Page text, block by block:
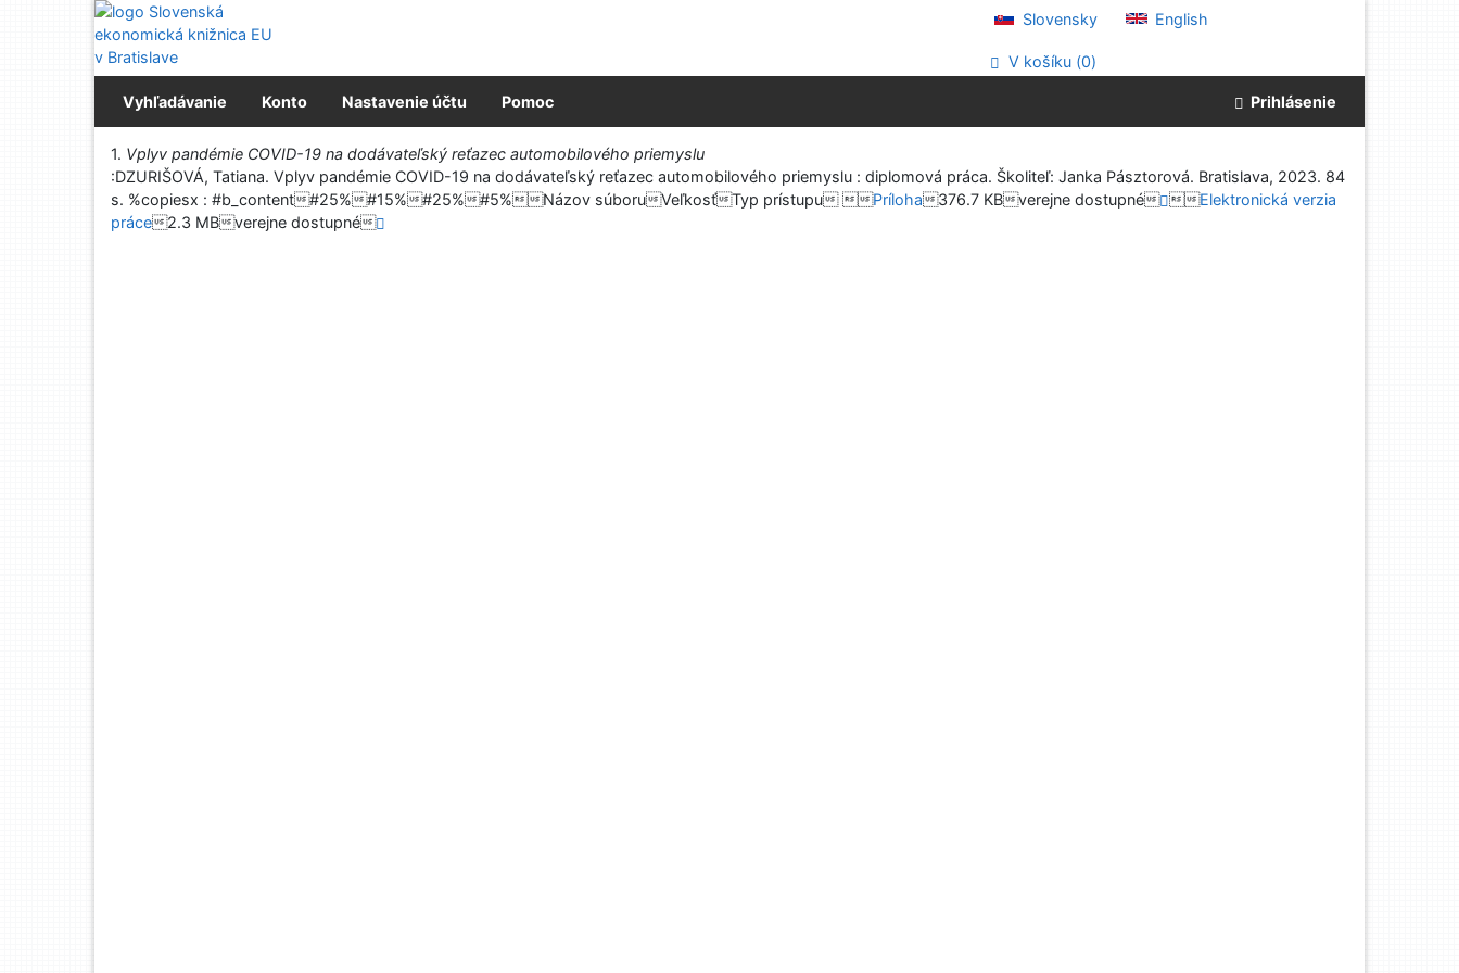
Prejsť na obsah
Prejsť na menu
Prehlásenie o webovej prístupnosti
Slovensky English
V košíku (0)
Vyhľadávanie Konto Nastavenie účtu Pomoc Prihlásenie
Vytlačiť
1. Vplyv pandémie COVID-19 na dodávateľský reťazec automobilového priemyslu
:DZURIŠOVÁ, Tatiana. Vplyv pandémie COVID-19 na dodávateľský reťazec automobilového priemyslu : diplomová práca. Školiteľ: Janka Pásztorová. Bratislava, 2023. 84
s. %copiesx : #b_content#25%#15%#25%#5%Názov súboruVeľkosťTyp prístupu Príloha 376.7 KBverejne dostupné
Elektronická verzia
práce 2.3 MBverejne dostupné